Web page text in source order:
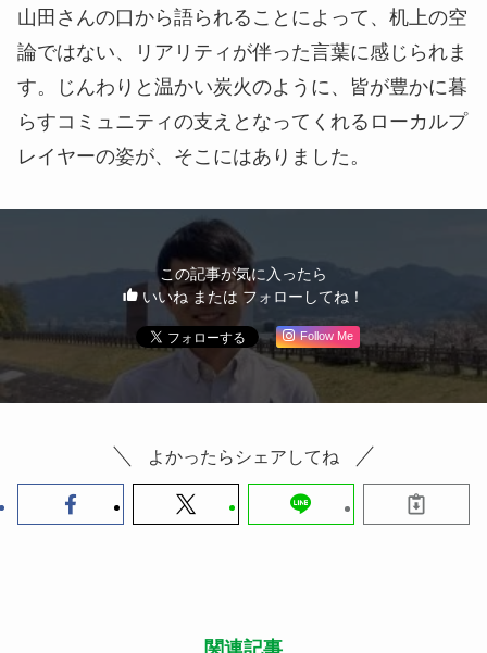
み上げていくか、自分のためにも納得いくまで整理
しているんです。」
自分の役割は、“誰よりも勉強する”ことだという山
田さん。良い仕組みを作るためには、それによって
（お金に限らず）何がどれだけ稼げるのか、誰より
「地域の中で、ひと・もの・おかね・ありがとうが
溜まっていく。」
山田さんの口から語られることによって、机上の空
論ではない、リアリティが伴った言葉に感じられま
す。じんわりと温かい炭火のように、皆が豊かに暮
レイヤーの姿が、そこにはありました。